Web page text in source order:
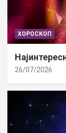
ХОРОСКОП
26/07/2026